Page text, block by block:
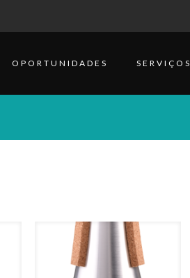
OPORTUNIDADES SERVIÇOS